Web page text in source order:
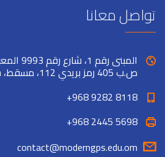
تواصل معانا
ص.ب 405 رمز بريدي 112، مسقط، سلطنة عمان
+968 9282 8118
+968 2445 5698
contact@moderngps.edu.om